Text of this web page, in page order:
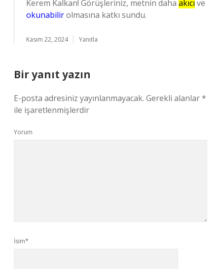
Kerem Kalkan! Görüşleriniz, metnin daha akıcı ve
okunabilirolmasına katkı sundu.
Kasım 22, 2024 Yanıtla
Bir yanıt yazın
E-posta adresiniz yayınlanmayacak. Gerekli alanlar*
ile işaretlenmişlerdir
Yorum
İsim*